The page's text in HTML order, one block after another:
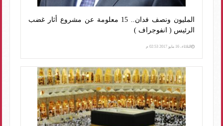
المليون ونصف فدان.. 15 معلومة عن مشروع أثار غضب
الرئيس ( انفوجراف )
الثلاثاء، 16 مايو 2017 02:53 م